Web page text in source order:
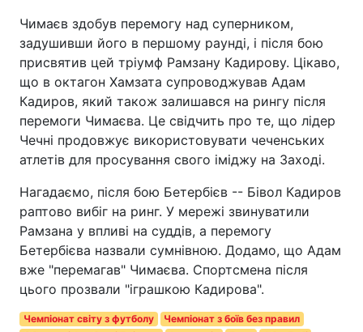
Чимаєв здобув перемогу над суперником,
задушивши його в першому раунді, і після бою
присвятив цей тріумф Рамзану Кадирову. Цікаво,
що в октагон Хамзата супроводжував Адам
Кадиров, який також залишався на рингу після
перемоги Чимаєва. Це свідчить про те, що лідер
Чечні продовжує використовувати чеченських
атлетів для просування свого іміджу на Заході.
Нагадаємо, після бою Бетербієв -- Бівол Кадиров
раптово вибіг на ринг. У мережі звинуватили
Рамзана у впливі на суддів, а перемогу
Бетербієва назвали сумнівною. Додамо, що Адам
вже "перемагав" Чимаєва. Спортсмена після
цього прозвали "іграшкою Кадирова".
Чемпіонат світу з футболу
Чемпіонат з боїв без правил